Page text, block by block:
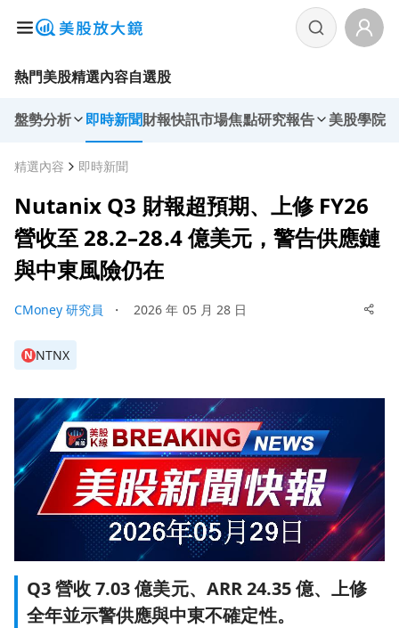
熱門美股精選內容自選股
盤勢分析 即時新聞財報快訊市場焦點研究報告 美股學院
精選內容 即時新聞
Nutanix Q3 財報超預期、上修 FY26
營收至 28.2–28.4 億美元，警告供應鏈
與中東風險仍在
CMoney 研究員 ・ 2026 年 05 月 28 日
N NTNX
Q3 營收 7.03 億美元、ARR 24.35 億、上修
全年並示警供應與中東不確定性。